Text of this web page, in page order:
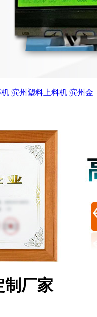
机 滨州塑料上料机 滨州金
制厂家